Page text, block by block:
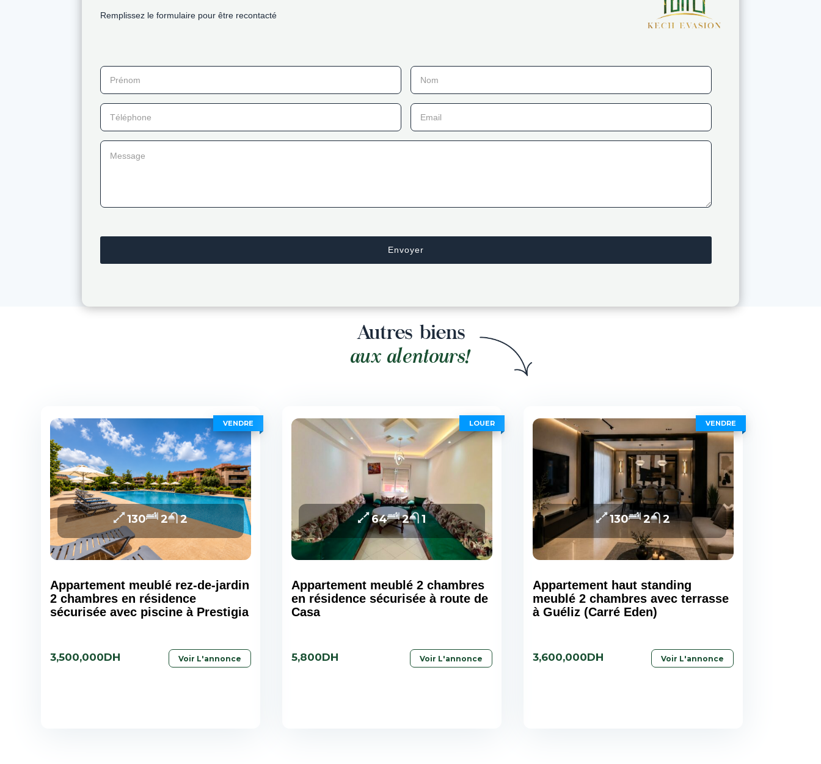
Remplissez le formulaire pour être recontacté
Prénom
Téléphone
Nom
Email
Message
Autres biens
aux alentours!
VENDRE
Appartement meublé rez-de-jardin
2 chambres en résidence
sécurisée avec piscine à Prestigia
3,500,000DH Voir L'annonce
130 2 2
LOUER
Appartement meublé 2 chambres
en résidence sécurisée à route de
Casa
5,800DH Voir L'annonce
64 2 1
VENDRE
Appartement haut standing
meublé 2 chambres avec terrasse
à Guéliz (Carré Eden)
3,600,000DH Voir L'annonce
130 2 2